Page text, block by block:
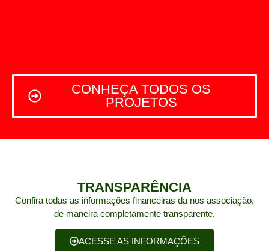
CONHEÇA TODOS OS
PROJETOS
TRANSPARÊNCIA
Confira todas as informações financeiras da nos associação,
de maneira completamente transparente.
ACESSE AS INFORMAÇÕES